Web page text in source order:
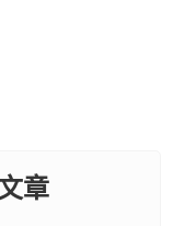
章